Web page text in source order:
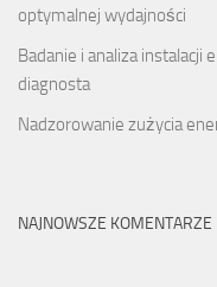
optymalnej wydajności
Badanie i analiza instalacji
diagnosta
Nadzorowanie zużycia
NAJNOWSZE KOMENTARZE